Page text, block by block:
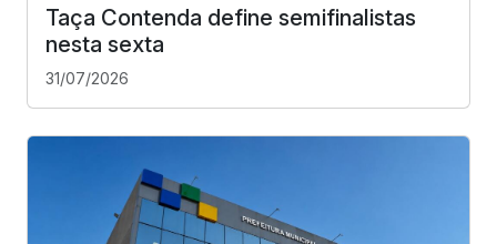
Taça Contenda define semifinalistas
nesta sexta
31/07/2026